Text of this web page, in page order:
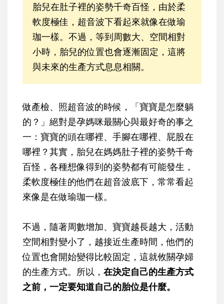
胎兒在肚子裡的姿勢千奇百怪，由於柔
軟度極佳，超音波下看起來就像在做瑜
珈一樣。不過，等到周數大、空間相對
小時，胎兒的位置也會逐漸固定，這將
與未來的生產方式息息相關。
做產檢、照超音波的時候，「寶寶是怎麼躺
的？」絕對是孕媽咪最關心與最好奇的事之
一：寶寶的頭在哪裡、手腳在哪裡、屁股在
哪裡？其實，胎兒在媽媽肚子裡的姿勢千奇
百怪，各種想像得到的姿勢都有可能發生，
柔軟度極佳的他們在超音波底下，常常看起
來像是在做瑜珈一樣。
不過，隨著周數增加、寶寶越長越大，活動
空間相對變小了，越接近生產時間，他們的
位置也會開始變得比較固定，這就攸關孕婦
的生產方式。所以， 在決定自己的生產方式
之前，一定要知道自己的胎位是什麼。